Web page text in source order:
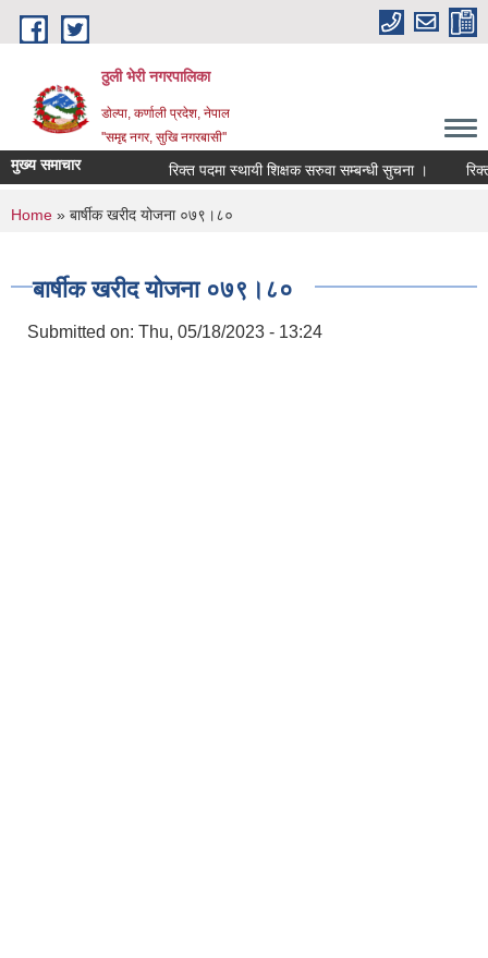
Skip to main content
ठुली भेरी नगरपालिका
डाेल्पा, कर्णाली प्रदेश, नेपाल
''समृद्द नगर, सुखि नगरबासी''
मुख्य समाचार रिक्त पदमा स्थायी शिक्षक सरुवा सम्बन्धी सुचना । रिक्त
You are here
Home » बार्षीक खरीद योजना ०७९।८०
बार्षीक खरीद योजना ०७९।८०
Submitted on: Thu, 05/18/2023 - 13:24